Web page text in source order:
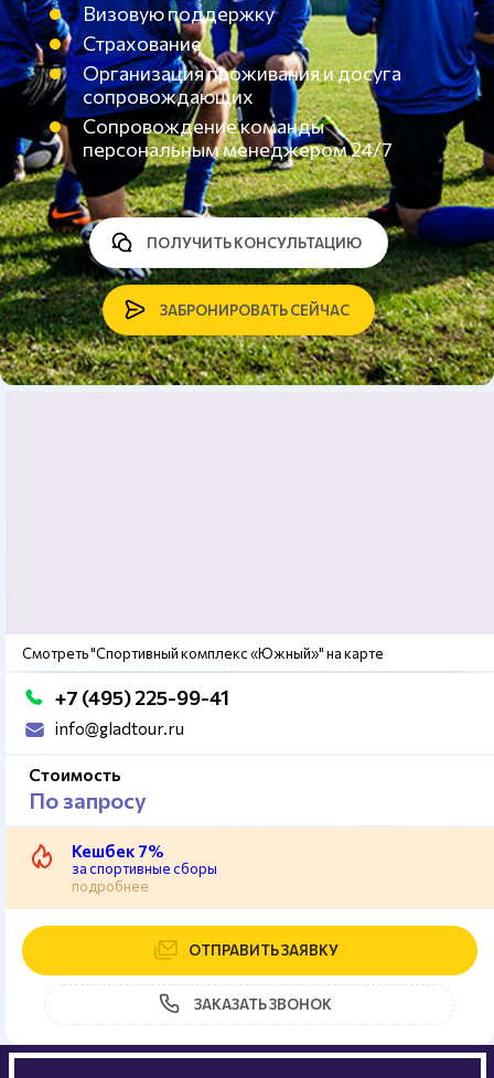
Визовую поддержку
Страхование
Организация проживания и досуга
сопровождающих
Сопровождение команды
персональным менеджером 24/7
ЗАБРОНИРОВАТЬ СЕЙЧАС
ПОЛУЧИТЬ КОНСУЛЬТАЦИЮ
Смотреть "Спортивный комплекс «Южный»" на карте
+7 (495) 225-99-41
info@gladtour.ru
Стоимость
По запросу
Кешбек 7%
за спортивные сборы
подробнее
ОТПРАВИТЬ ЗАЯВКУ
ЗАКАЗАТЬ ЗВОНОК